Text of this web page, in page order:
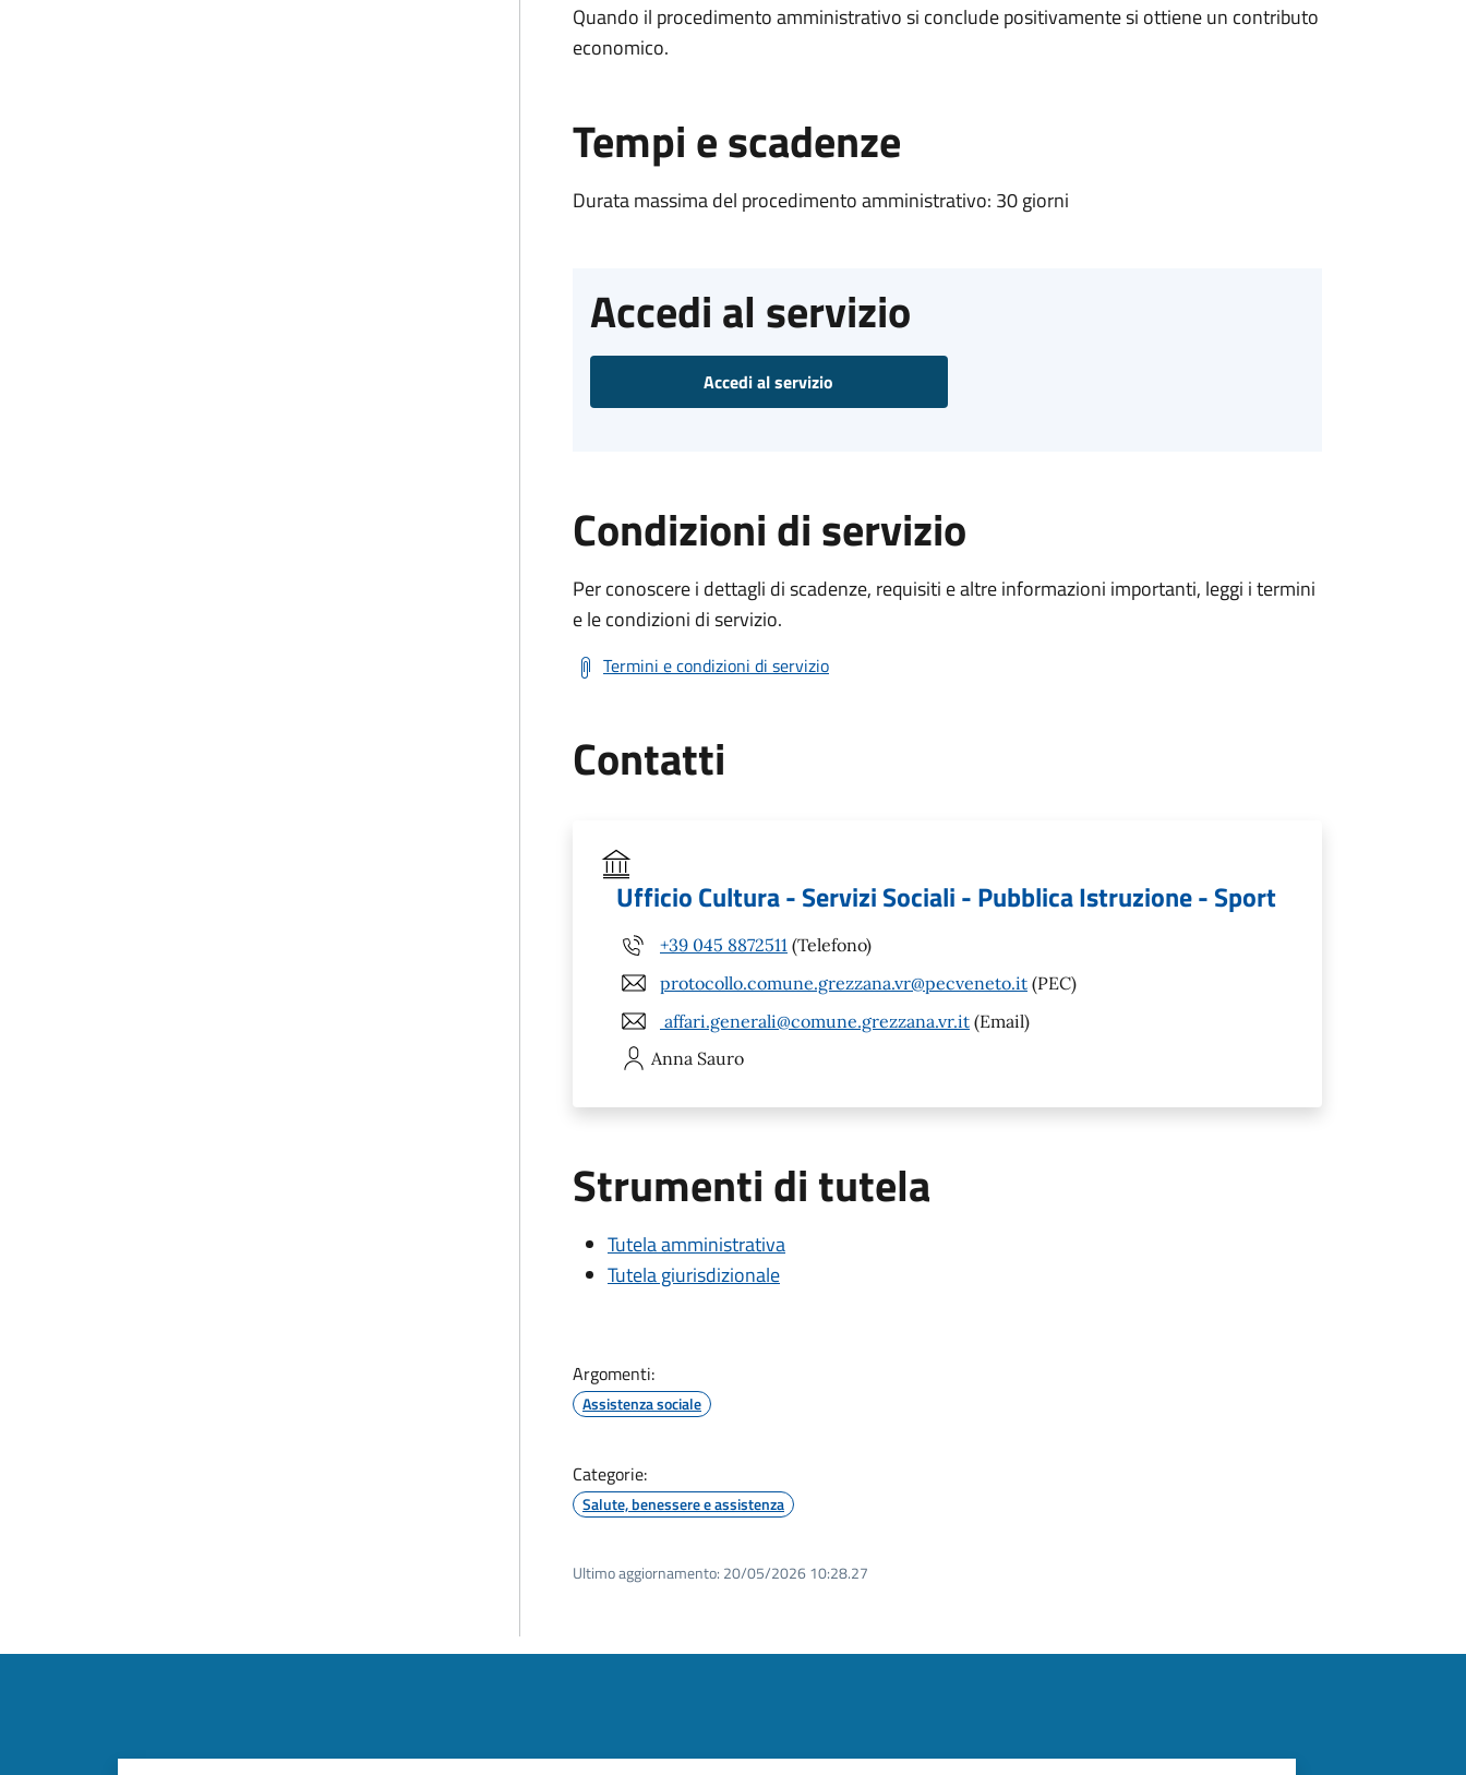
Quando il procedimento amministrativo si conclude positivamente si ottiene un contributo
economico.
Tempi e scadenze
Durata massima del procedimento amministrativo: 30 giorni
Accedi al servizio
Accedi al servizio
Condizioni di servizio
Per conoscere i dettagli di scadenze, requisiti e altre informazioni importanti, leggi i termini
e le condizioni di servizio.
Termini e condizioni di servizio
Contatti
Ufficio Cultura - Servizi Sociali - Pubblica Istruzione - Sport
+39 045 8872511 (Telefono)
protocollo.comune.grezzana.vr@pecveneto.it (PEC)
affari.generali@comune.grezzana.vr.it (Email)
Anna Sauro
Strumenti di tutela
Tutela amministrativa
Tutela giurisdizionale
Argomenti:
Assistenza sociale
Categorie:
Salute, benessere e assistenza
Ultimo aggiornamento: 20/05/2026 10:28.27